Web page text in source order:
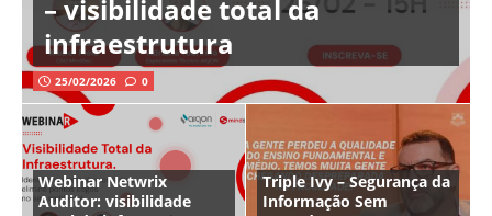
– visibilidade total da
infraestrutura
25/02/2026 0
Webinar Netwrix
Auditor: visibilidade
Triple Ivy – Segurança da
Informação Sem